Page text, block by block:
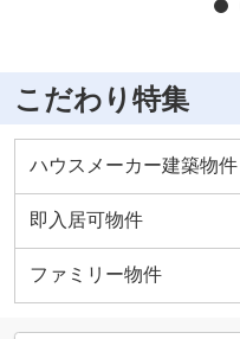
こだわり特集
ハウスメーカー建築物件
即入居可物件
ファミリー物件